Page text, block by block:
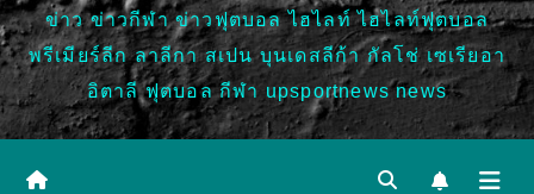
ข่าว ข่าวกีฬา ข่าวฟุตบอล ไฮไลท์ ไฮไลท์ฟุตบอล
พรีเมียร์ลีก ลาลีกา สเปน บุนเดสลีก้า กัลโช่ เซเรียอา
อิตาลี ฟุตบอล กีฬา upsportnews news